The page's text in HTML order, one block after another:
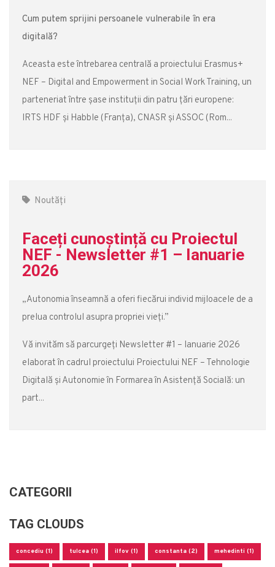
Cum putem sprijini persoanele vulnerabile în era
digitală?
Aceasta este întrebarea centrală a proiectului Erasmus+
NEF – Digital and Empowerment in Social Work Training, un
parteneriat între șase instituții din patru țări europene:
IRTS HDF și Habble (Franța), CNASR și ASSOC (Rom...
Noutăți
Faceți cunoștință cu Proiectul
NEF - Newsletter #1 – Ianuarie
2026
„Autonomia înseamnă a oferi fiecărui individ mijloacele de a
prelua controlul asupra propriei vieți.”
Vă invităm să parcurgeți Newsletter #1 – Ianuarie 2026
elaborat în cadrul proiectului Proiectului NEF – Tehnologie
Digitală și Autonomie în Formarea în Asistență Socială: un
part...
CATEGORII
TAG CLOUDS
concediu (1) tulcea (1) ilfov (1) constanta (2) mehedinti (1)